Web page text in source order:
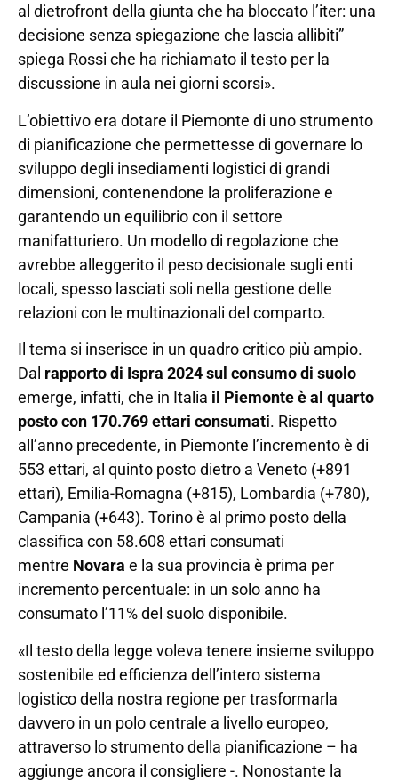
al dietrofront della giunta che ha bloccato l’iter: una
decisione senza spiegazione che lascia allibiti”
spiega Rossi che ha richiamato il testo per la
discussione in aula nei giorni scorsi».
L’obiettivo era dotare il Piemonte di uno strumento
di pianificazione che permettesse di governare lo
sviluppo degli insediamenti logistici di grandi
dimensioni, contenendone la proliferazione e
garantendo un equilibrio con il settore
manifatturiero. Un modello di regolazione che
avrebbe alleggerito il peso decisionale sugli enti
locali, spesso lasciati soli nella gestione delle
relazioni con le multinazionali del comparto.
Il tema si inserisce in un quadro critico più ampio.
Dal rapporto di Ispra 2024 sul consumo di suolo
emerge, infatti, che in Italia il Piemonte è al quarto
posto con 170.769 ettari consumati. Rispetto
all’anno precedente, in Piemonte l’incremento è di
553 ettari, al quinto posto dietro a Veneto (+891
ettari), Emilia-Romagna (+815), Lombardia (+780),
Campania (+643). Torino è al primo posto della
classifica con 58.608 ettari consumati
mentre Novara e la sua provincia è prima per
incremento percentuale: in un solo anno ha
consumato l’11% del suolo disponibile.
«Il testo della legge voleva tenere insieme sviluppo
sostenibile ed efficienza dell’intero sistema
logistico della nostra regione per trasformarla
davvero in un polo centrale a livello europeo,
attraverso lo strumento della pianificazione – ha
aggiunge ancora il consigliere -. Nonostante la